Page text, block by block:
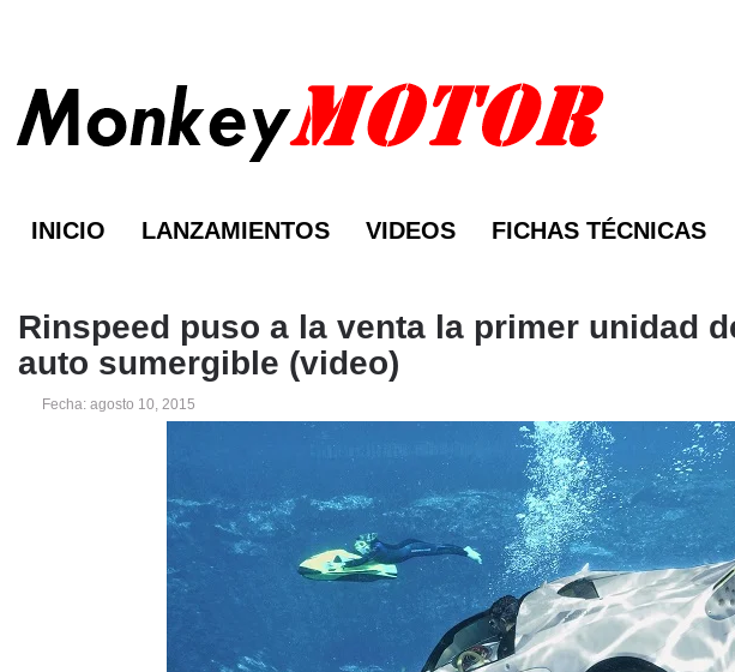
INICIO LANZAMIENTOS VIDEOS FICHAS TÉCNICAS
Rinspeed puso a la venta la primer unidad
auto sumergible (video)
Fecha: agosto 10, 2015